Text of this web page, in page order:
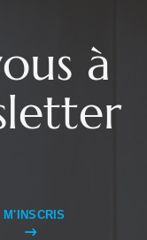
à
M'INSCRIS